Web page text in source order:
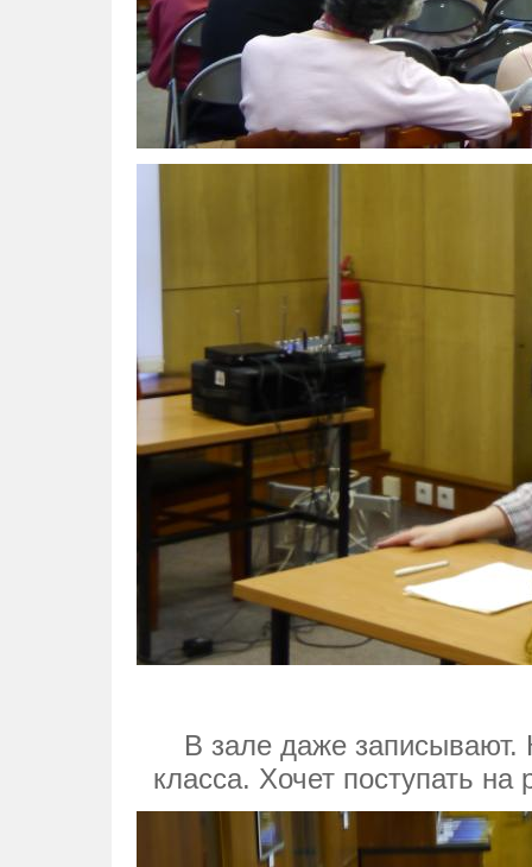
В зале даже записывают.
класса. Хочет поступать